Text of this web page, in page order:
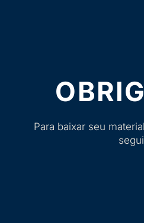
Para baixar seu